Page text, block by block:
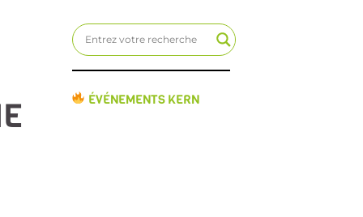
ÉVÉNEMENTS KERN